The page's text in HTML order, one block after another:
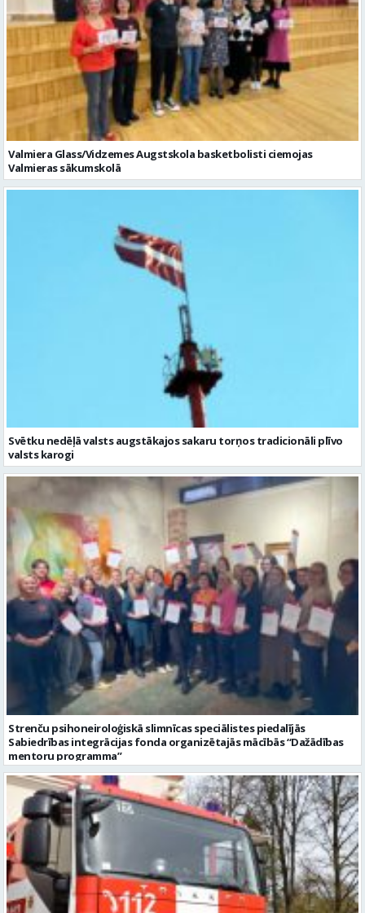
Valmiera Glass/Vidzemes Augstskola basketbolisti ciemojas
Valmieras sākumskolā
Svētku nedēļā valsts augstākajos sakaru torņos tradicionāli plīvo
valsts karogi
Strenču psihoneiroloģiskā slimnīcas speciālistes piedalījās
Sabiedrības integrācijas fonda organizētajās mācībās “Dažādības
mentoru programma”